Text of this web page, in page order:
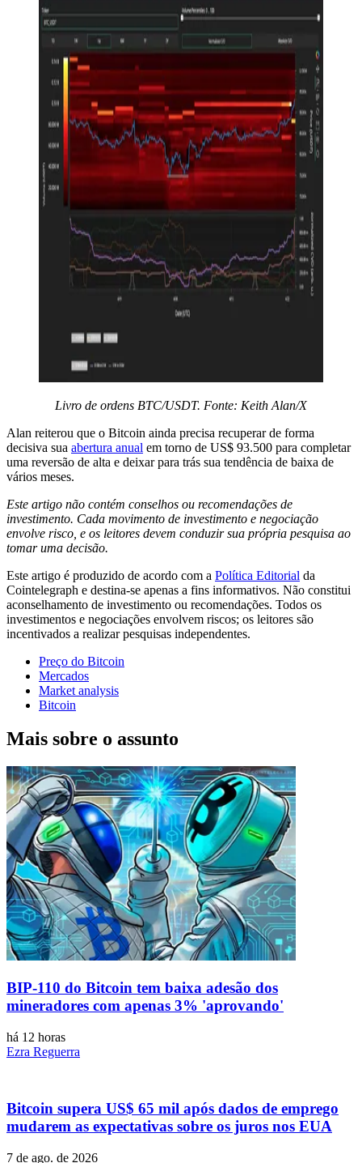
Livro de ordens BTC/USDT. Fonte: Keith Alan/X
Alan reiterou que o Bitcoin ainda precisa recuperar de forma
decisiva sua abertura anual em torno de US$ 93.500 para completar
uma reversão de alta e deixar para trás sua tendência de baixa de
vários meses.
Este artigo não contém conselhos ou recomendações de
investimento. Cada movimento de investimento e negociação
envolve risco, e os leitores devem conduzir sua própria pesquisa ao
tomar uma decisão.
Este artigo é produzido de acordo com a Política Editorial da
Cointelegraph e destina-se apenas a fins informativos. Não constitui
aconselhamento de investimento ou recomendações. Todos os
investimentos e negociações envolvem riscos; os leitores são
incentivados a realizar pesquisas independentes.
Preço do Bitcoin
Mercados
Market analysis
Bitcoin
Mais sobre o assunto
BIP-110 do Bitcoin tem baixa adesão dos
mineradores com apenas 3% 'aprovando'
há 12 horas
Ezra Reguerra
Bitcoin supera US$ 65 mil após dados de emprego
mudarem as expectativas sobre os juros nos EUA
7 de ago. de 2026